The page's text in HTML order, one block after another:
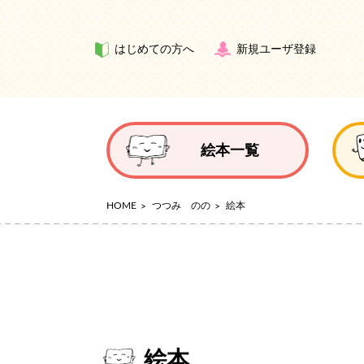
はじめての方へ 新規ユーザ登録
絵本一覧
HOME つつみ のの 絵本